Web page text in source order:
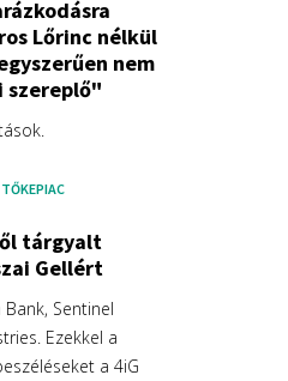
Lőrinc nélkül
nem
szereplő"
tárgyalt
Gellért
Bank, Sentinel
Ezekkel a
a 4iG